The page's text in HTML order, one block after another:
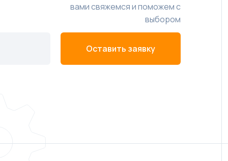
вами свяжемся и поможем с
выбором
Оставить заявку